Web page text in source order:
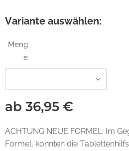
Variante auswählen:
Meng
e
ab 36,95 €
ACHTUNG NEUE FORMEL: Im
Formel, konnten die